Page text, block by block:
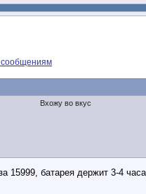
сообщениям
Вхожу во вкус
15999, батарея держит 3-4